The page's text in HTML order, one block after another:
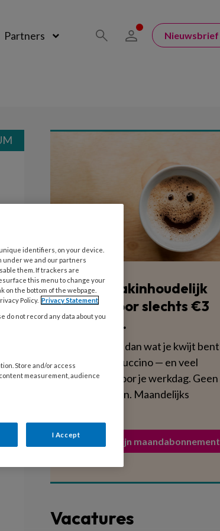
Partners Nieuwsbrief
Blijf vakinhoudelijk
scherp voor slechts €3
per week.
Dat is minder dan wat je kwijt bent
aan een cappuccino — en veel
voedzamer voor je werkdag. Geen
verplichtingen. Maandelijks
Activeer mijn maandabonnement
Vacatures
identifiers, on your device.
under we and our partners
them. If trackers are
this menu to change your
the bottom of the webpage.
Policy. Privacy Statement
do not record any data about you
Store and/or access
measurement, audience
I Accept